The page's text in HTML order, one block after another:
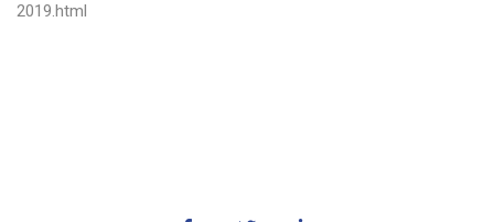
2019.html